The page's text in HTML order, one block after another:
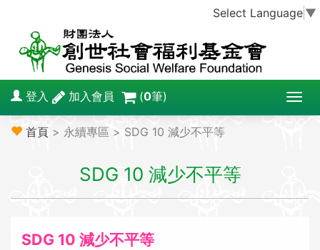
Select Language ▼
T
o
登入 加入會員 (0筆)
首頁 > 永續專區 > SDG 10 減少不平等
SDG 10 減少不平等
SDG 10 減少不平等